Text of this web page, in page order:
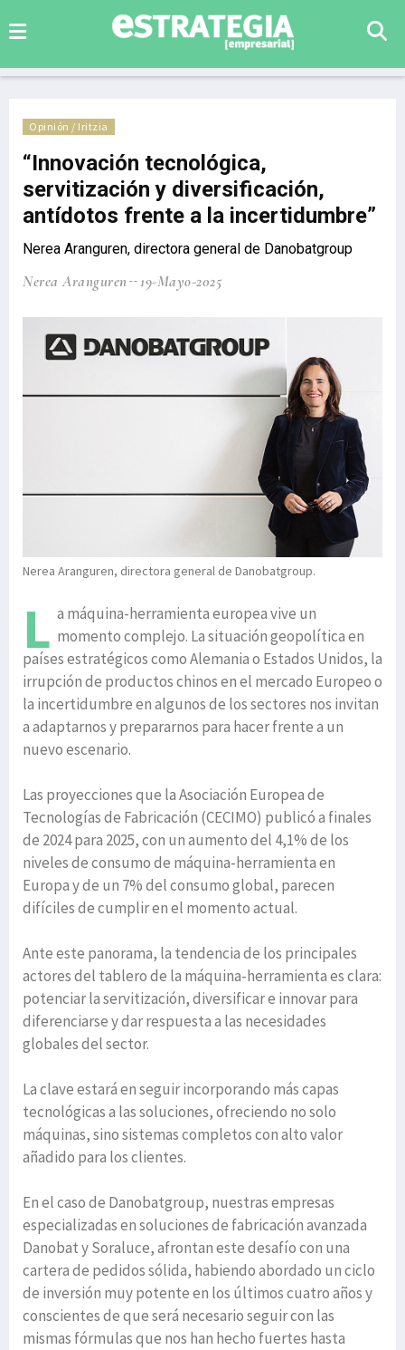
Opinión / Iritzia
“Innovación tecnológica,
servitización y diversificación,
antídotos frente a la incertidumbre”
Nerea Aranguren, directora general de Danobatgroup
Nerea Aranguren 19-Mayo-2025
Nerea Aranguren, directora general de Danobatgroup.
L a máquina-herramienta europea vive un
momento complejo. La situación geopolítica en
países estratégicos como Alemania o Estados Unidos, la
irrupción de productos chinos en el mercado Europeo o
la incertidumbre en algunos de los sectores nos invitan
a adaptarnos y prepararnos para hacer frente a un
nuevo escenario.
Las proyecciones que la Asociación Europea de
Tecnologías de Fabricación (CECIMO) publicó a finales
de 2024 para 2025, con un aumento del 4,1% de los
niveles de consumo de máquina-herramienta en
Europa y de un 7% del consumo global, parecen
difíciles de cumplir en el momento actual.
Ante este panorama, la tendencia de los principales
actores del tablero de la máquina-herramienta es clara:
potenciar la servitización, diversificar e innovar para
diferenciarse y dar respuesta a las necesidades
globales del sector.
La clave estará en seguir incorporando más capas
tecnológicas a las soluciones, ofreciendo no solo
máquinas, sino sistemas completos con alto valor
añadido para los clientes.
En el caso de Danobatgroup, nuestras empresas
especializadas en soluciones de fabricación avanzada
Danobat y Soraluce, afrontan este desafío con una
cartera de pedidos sólida, habiendo abordado un ciclo
de inversión muy potente en los últimos cuatro años y
conscientes de que será necesario seguir con las
mismas fórmulas que nos han hecho fuertes hasta